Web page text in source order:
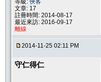
等級: 俠客
文章: 17
註冊時間: 2014-08-17
最近來訪: 2016-09-17
離線
2014-11-25 02:11 PM
守仁得仁